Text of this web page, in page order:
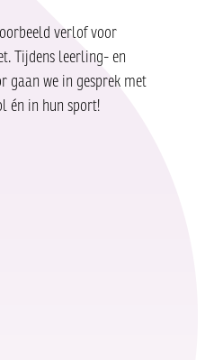
verlof voor
Tijdens leerling- en
gaan we in gesprek met
én in hun sport!